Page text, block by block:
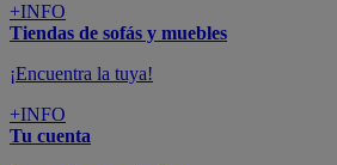
+INFO
Tiendas de sofás y muebles
¡Encuentra la tuya!
+INFO
Tu cuenta